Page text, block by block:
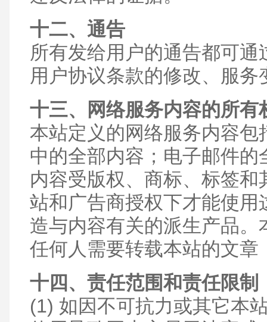
十二、通告
所有发给用户的通告都可
用户协议条款的修改、服
十三、网络服务内容的所有
本站定义的网络服务内容
中的全部内容；电子邮件
内容受版权、商标、标签
站和广告商授权下才能使
造与内容有关的派生产品
任何人需要转载本站的文
十四、责任范围和责任限制
(1) 如因不可抗力或其它本